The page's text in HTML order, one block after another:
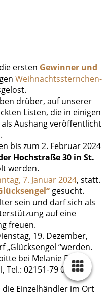
ersten Gewinner und
Weihnachtssternchen-
drüber, auf unserer
Listen, die in einigen
Aushang veröffentlicht
bis zum 2. Februar 2024
Hochstraße 30 in St.
werden.
7. Januar 2024, statt.
gesucht.
sein und darf sich als
auf eine
freuen.
19. Dezember,
„Glücksengel “werden.
bei Melanie Barth-
Tel.: 02151-79 08 80.
Einzelhändler im Ort